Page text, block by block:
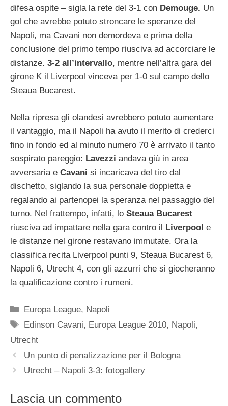
difesa ospite – sigla la rete del 3-1 con Demouge. Un
gol che avrebbe potuto stroncare le speranze del
Napoli, ma Cavani non demordeva e prima della
conclusione del primo tempo riusciva ad accorciare le
distanze. 3-2 all’intervallo, mentre nell’altra gara del
girone K il Liverpool vinceva per 1-0 sul campo dello
Steaua Bucarest.
Nella ripresa gli olandesi avrebbero potuto aumentare
il vantaggio, ma il Napoli ha avuto il merito di crederci
fino in fondo ed al minuto numero 70 è arrivato il tanto
sospirato pareggio: Lavezzi andava giù in area
avversaria e Cavani si incaricava del tiro dal
dischetto, siglando la sua personale doppietta e
regalando ai partenopei la speranza nel passaggio del
turno. Nel frattempo, infatti, lo Steaua Bucarest
riusciva ad impattare nella gara contro il Liverpool e
le distanze nel girone restavano immutate. Ora la
classifica recita Liverpool punti 9, Steaua Bucarest 6,
Napoli 6, Utrecht 4, con gli azzurri che si giocheranno
la qualificazione contro i rumeni.
Categorie
Europa League, Napoli
Tag
Edinson Cavani, Europa League 2010, Napoli,
Utrecht
Un punto di penalizzazione per il Bologna
Utrecht – Napoli 3-3: fotogallery
Lascia un commento